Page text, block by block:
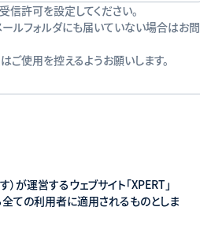
信許可を設定してください。
ルフォルダにも届いていない場合はお問
使用を控えるようお願いします。
が運営するウェブサイト「XPERT」
全ての利用者に適用されるものとしま